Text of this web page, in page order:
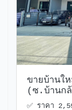
ขายบ้านใ
(ซ.บ้านก
✅️ ราคา